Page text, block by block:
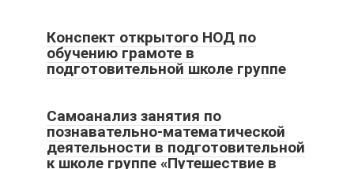
Конспект открытого НОД по
обучению грамоте в
подготовительной школе группе
Самоанализ занятия по
познавательно-математической
деятельности в подготовительной
к школе группе «Путешествие в